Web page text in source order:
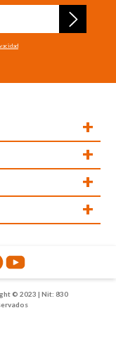
+
+
+
+
© 2023 | Nit: 830